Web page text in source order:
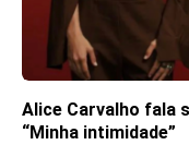
Alice Carvalho fala
“Minha intimidade”